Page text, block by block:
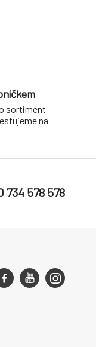
sortiment
na
734 578 578